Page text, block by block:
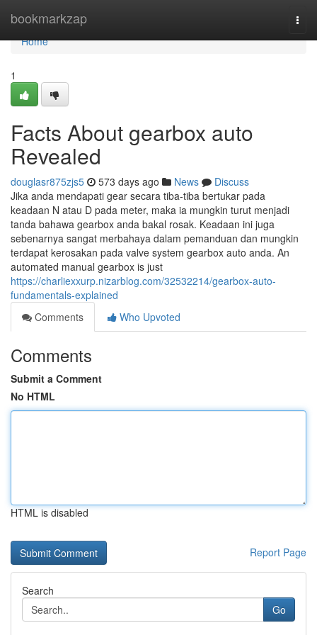
bookmarkzap
Home
Home
1
Facts About gearbox auto
Revealed
douglasr875zjs5 573 days ago News
Discuss
Jika anda mendapati gear secara tiba-tiba bertukar pada
keadaan N atau D pada meter, maka ia mungkin turut menjadi
tanda bahawa gearbox anda bakal rosak. Keadaan ini juga
sebenarnya sangat merbahaya dalam pemanduan dan mungkin
terdapat kerosakan pada valve system gearbox auto anda. An
automated manual gearbox is just
https://charliexxurp.nizarblog.com/32532214/gearbox-auto-
fundamentals-explained
Comments
Who Upvoted
Comments
Submit a Comment
No HTML
HTML is disabled
Report Page
Search
Go